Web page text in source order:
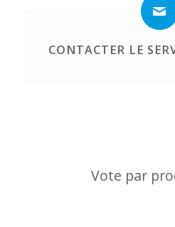
CONTACTER LE
Vote par